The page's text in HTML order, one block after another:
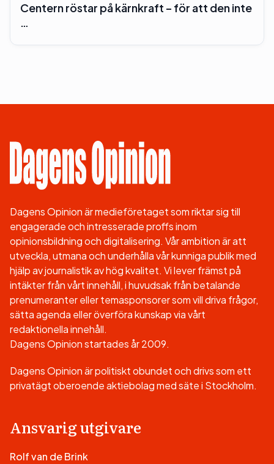
Centern röstar på kärnkraft – för att den inte
…
Dagens Opinion är medieföretaget som riktar sig till
engagerade och intresserade proffs inom
opinionsbildning och digitalisering. Vår ambition är att
utveckla, utmana och underhålla vår kunniga publik med
hjälp av journalistik av hög kvalitet. Vi lever främst på
intäkter från vårt innehåll, i huvudsak från betalande
prenumeranter eller temasponsorer som vill driva frågor,
sätta agenda eller överföra kunskap via vårt
redaktionella innehåll.
Dagens Opinion startades år 2009.
Dagens Opinion är politiskt obundet och drivs som ett
privatägt oberoende aktiebolag med säte i Stockholm.
Ansvarig utgivare
Rolf van de Brink